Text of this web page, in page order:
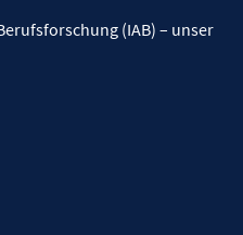
(IAB) – unser